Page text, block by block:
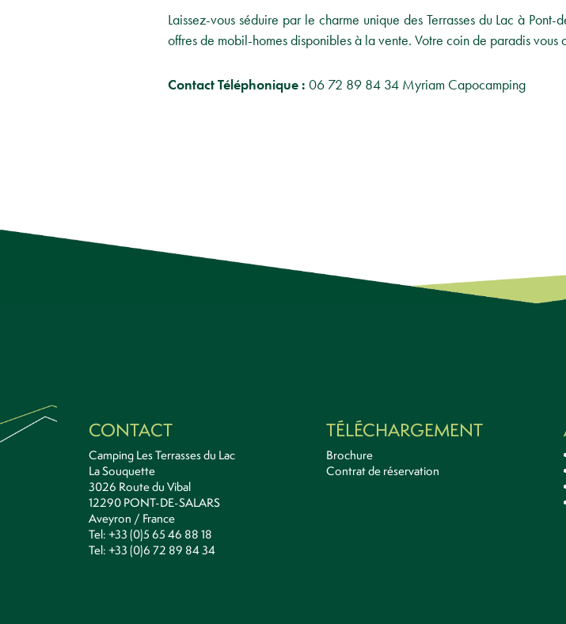
Laissez-vous séduire par le charme unique des Terrasses du Lac à
offres de mobil-homes disponibles à la vente. Votre coin de paradis vous
Contact Téléphonique : 06 72 89 84 34 Myriam Capocamping
CONTACT
Camping Les Terrasses du Lac
La Souquette
3026 Route du Vibal
12290 PONT-DE-SALARS
Aveyron / France
Tel: +33 (0)5 65 46 88 18
Tel: +33 (0)6 72 89 84 34
TÉLÉCHARGEMENT
Brochure
Contrat de réservation